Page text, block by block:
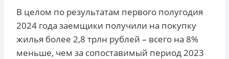
В целом по результатам первого полугодия
2024 года заемщики получили на покупку
жилья более 2,8 трлн рублей – всего на 8%
меньше, чем за сопоставимый период 2023